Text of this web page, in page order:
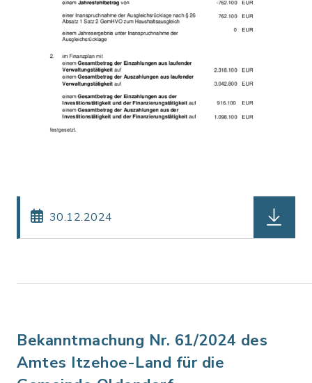
30.12.2024
Bekanntmachung Nr. 61/2024 des
Amtes Itzehoe-Land für die